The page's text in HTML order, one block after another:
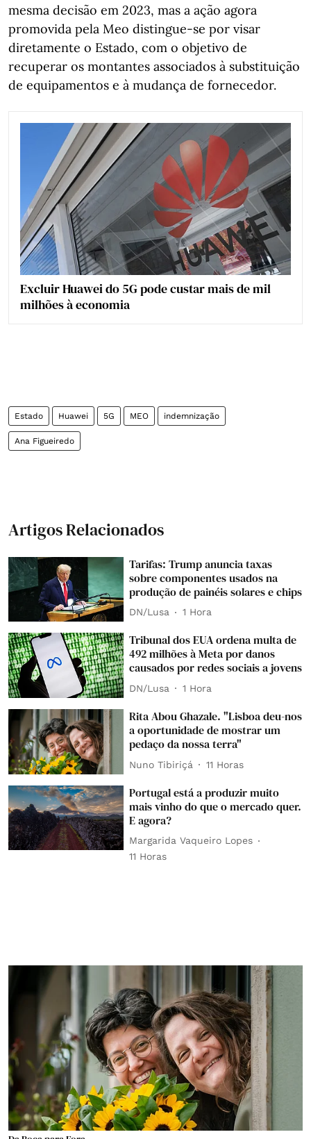
mesma decisão em 2023, mas a ação agora
promovida pela Meo distingue‑se por visar
diretamente o Estado, com o objetivo de
recuperar os montantes associados à substituição
de equipamentos e à mudança de fornecedor.
Excluir Huawei do 5G pode custar mais de mil
milhões à economia
Estado Huawei 5G MEO indemnização
Ana Figueiredo
Artigos Relacionados
Tarifas: Trump anuncia taxas
sobre componentes usados na
produção de painéis solares e chips
DN/Lusa 1 Hora
Tribunal dos EUA ordena multa de
492 milhões à Meta por danos
causados por redes sociais a jovens
DN/Lusa 1 Hora
Rita Abou Ghazale. "Lisboa deu-nos
a oportunidade de mostrar um
pedaço da nossa terra"
Nuno Tibiriçá 11 Horas
Portugal está a produzir muito
mais vinho do que o mercado quer.
E agora?
Margarida Vaqueiro Lopes
11 Horas